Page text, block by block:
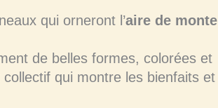
qui orneront l’aire de monte
de belles formes, colorées et
qui montre les bienfaits et